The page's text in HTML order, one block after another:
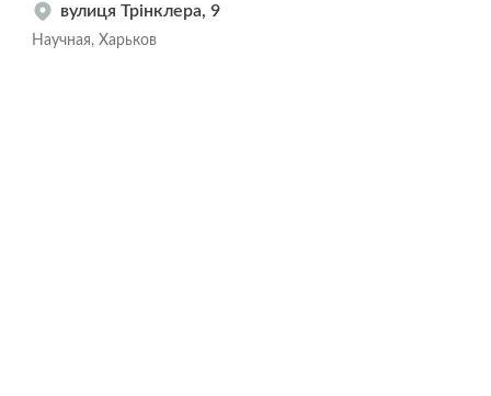
вулиця Трінклера, 9
Научная, Харьков